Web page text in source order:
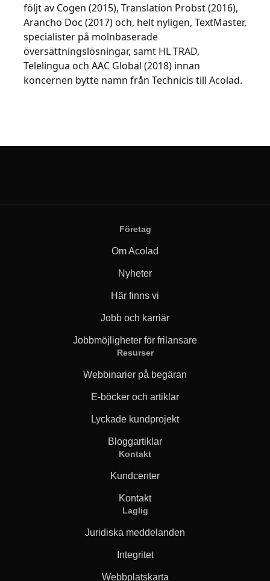
följt av Cogen (2015), Translation Probst (2016),
Arancho Doc (2017) och, helt nyligen, TextMaster,
specialister på molnbaserade
översättningslösningar, samt HL TRAD,
Telelingua och AAC Global (2018) innan
koncernen bytte namn från Technicis till Acolad.
Företag
Om Acolad
Nyheter
Här finns vi
Jobb och karriär
Jobbmöjligheter för frilansare
Resurser
Webbinarier på begäran
E-böcker och artiklar
Lyckade kundprojekt
Bloggartiklar
Kontakt
Kundcenter
Kontakt
Laglig
Juridiska meddelanden
Integritet
Webbplatskarta